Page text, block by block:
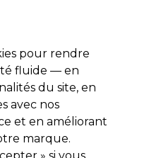
Se connecter
Electro et Matériel
Offres couleurs
pour rendre
fluide — en
du site, en
avec nos
et en améliorant
marque.